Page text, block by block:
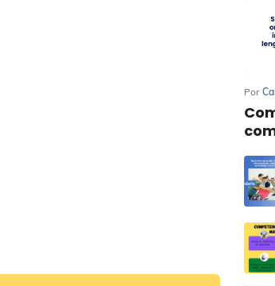
Por